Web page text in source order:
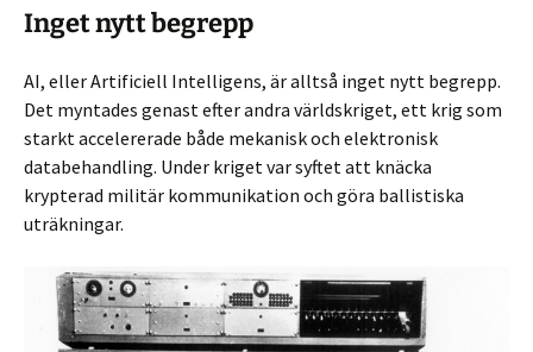
Inget nytt begrepp
AI, eller Artificiell Intelligens, är alltså inget nytt begrepp.
Det myntades genast efter andra världskriget, ett krig som
starkt accelererade både mekanisk och elektronisk
databehandling. Under kriget var syftet att knäcka
krypterad militär kommunikation och göra ballistiska
uträkningar.